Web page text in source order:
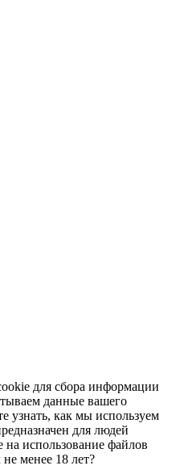
для сбора информации
данные вашего
узнать, как мы используем
для людей
на использование файлов
менее 18 лет?